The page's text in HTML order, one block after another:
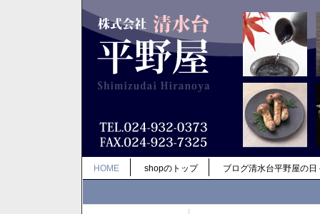
HOME shopのトップ ブログ清水台平野屋の日